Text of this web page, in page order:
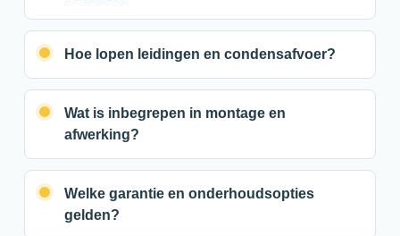
Hoe lopen leidingen en condensafvoer?
Wat is inbegrepen in montage en
afwerking?
Welke garantie en onderhoudsopties
gelden?